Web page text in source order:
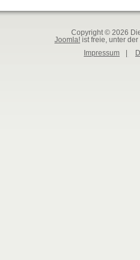
Copyright © 2026
Joomla! ist freie, unter der
Impressum